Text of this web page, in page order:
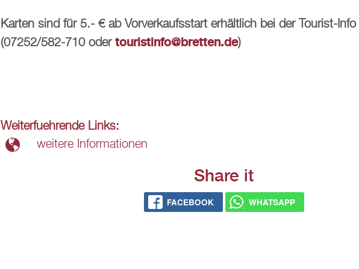
Kar­ten sind für 5.- € ab Vor­ver­kaufs­start er­hält­lich bei der Tou­rist-
(07252/582-710 oder tou­rist­in­fo@​bretten.​de)
Wei­ter­fueh­ren­de Links:
wei­te­re In­for­ma­tio­nen
Share it
FACE­BOOK WHATS­APP